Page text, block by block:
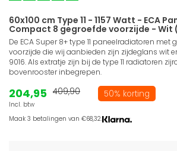
60x100 cm Type 11 - 1157 Watt - ECA
Compact 8 gegroefde voorzijde - Wit
De ECA Super 8+ type 11 paneelradiatoren met
voorzijde die wij aanbieden zijn zijdeglans wit
9016. Als extratje zijn bij de type 11 radiatoren
bovenrooster inbegrepen.
204,95
Incl. btw
409,90 50% korting
Maak 3 betalingen van €68,32.